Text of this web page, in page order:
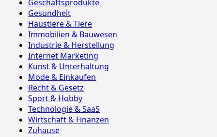
Geschäftsprodukte
Gesundheit
Haustiere & Tiere
Immobilien & Bauwesen
Industrie & Herstellung
Internet Marketing
Kunst & Unterhaltung
Mode & Einkaufen
Recht & Gesetz
Sport & Hobby
Technologie & SaaS
Wirtschaft & Finanzen
Zuhause